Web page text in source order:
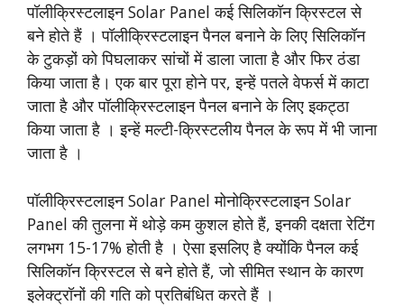
पॉलीक्रिस्टलाइन Solar Panel कई सिलिकॉन क्रिस्टल से
बने होते हैं । पॉलीक्रिस्टलाइन पैनल बनाने के लिए सिलिकॉन
के टुकड़ों को पिघलाकर सांचों में डाला जाता है और फिर ठंडा
किया जाता है। एक बार पूरा होने पर, इन्हें पतले वेफर्स में काटा
जाता है और पॉलीक्रिस्टलाइन पैनल बनाने के लिए इकट्ठा
किया जाता है । इन्हें मल्टी-क्रिस्टलीय पैनल के रूप में भी जाना
जाता है ।
पॉलीक्रिस्टलाइन Solar Panel मोनोक्रिस्टलाइन Solar
Panel की तुलना में थोड़े कम कुशल होते हैं, इनकी दक्षता रेटिंग
लगभग 15-17% होती है । ऐसा इसलिए है क्योंकि पैनल कई
सिलिकॉन क्रिस्टल से बने होते हैं, जो सीमित स्थान के कारण
इलेक्ट्रॉनों की गति को प्रतिबंधित करते हैं ।